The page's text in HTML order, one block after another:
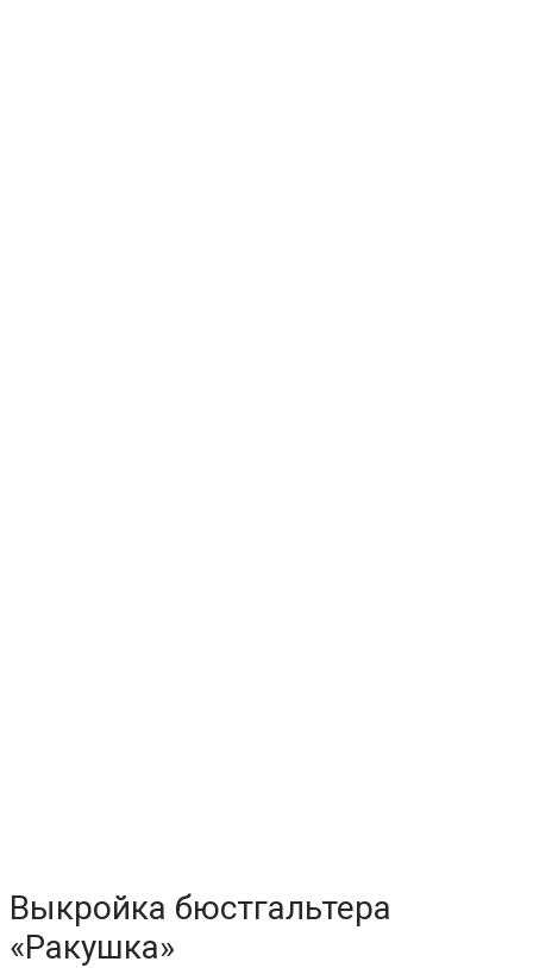
Выкройка бюстгальтера
«Ракушка»